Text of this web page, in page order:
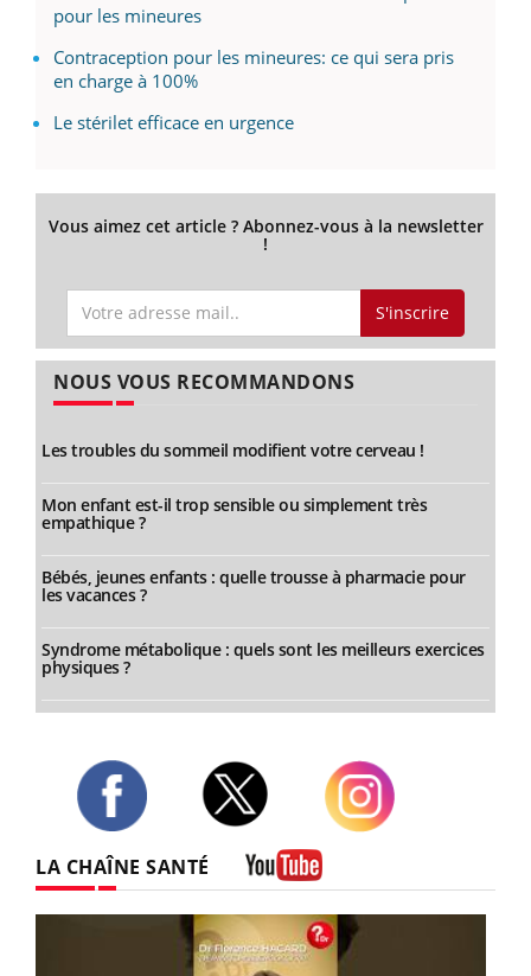
pour les mineures
Contraception pour les mineures: ce qui sera pris
en charge à 100%
Le stérilet efficace en urgence
Vous aimez cet article ? Abonnez-vous à la newsletter
!
S'inscrire
NOUS VOUS RECOMMANDONS
Les troubles du sommeil modifient votre cerveau !
Mon enfant est-il trop sensible ou simplement très
empathique ?
Bébés, jeunes enfants : quelle trousse à pharmacie pour
les vacances ?
Syndrome métabolique : quels sont les meilleurs exercices
physiques ?
LA CHAÎNE SANTÉ